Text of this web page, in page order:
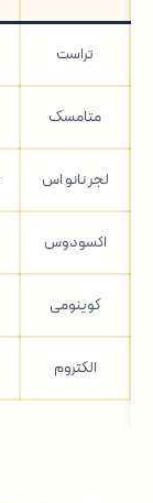
تراست
متامسک
لجر نانو اس
اکسودوس
کوینومی
الکتروم